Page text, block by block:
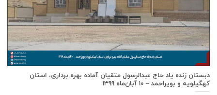
دبستان زنده ياد حاج عبدالرسول متقيان آماده بهره برداری، استان
كهگيلويه و بويراحمد – ۱۰ آبان‌ماه ۱۳۹۹